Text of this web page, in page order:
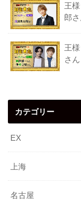
王
郎
王
さ
カテゴリー
EX
上海
名古屋